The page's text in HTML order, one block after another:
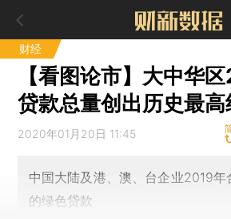
财经
【看图论市】大中华
贷款总量创出历史最高
2020年01月20日 11:45
中国大陆及港、澳、台企业2019年
的绿色贷款